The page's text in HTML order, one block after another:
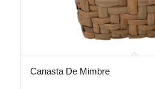
Canasta De Mimbre